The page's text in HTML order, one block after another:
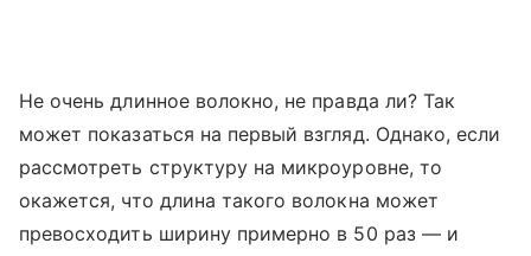
Не очень длинное волокно, не правда ли? Так
может показаться на первый взгляд. Однако, если
рассмотреть структуру на микроуровне, то
окажется, что длина такого волокна может
превосходить ширину примерно в 50 раз — и